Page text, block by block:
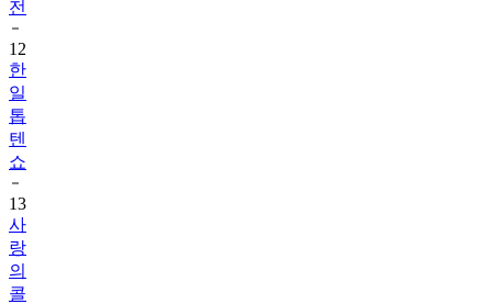
전
12
한
일
톱
텐
쇼
13
사
랑
의
콜